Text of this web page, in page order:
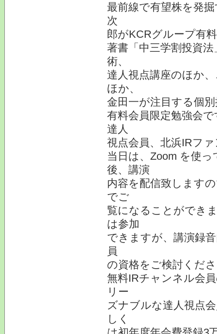
最前線で有望株を発
次
郎がKCRグループ有
著書「中三学割投資
術、
達人視点講座のほか
ほか、
金田一が注目する個
有料会員限定勉強会
達人
視点会員、北浜IRフ
当日は、Zoom を使
後、講演
内容を配信致します
でご
覧になることができ
は参加
できますが、講演録
員
の資格をご検討くだ
無料IRチャンネル会
リー
ズナブルな達人視点
しく